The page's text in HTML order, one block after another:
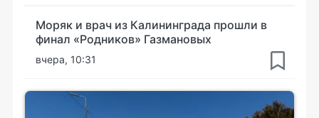
Моряк и врач из Калининграда прошли в
финал «Родников» Газмановых
вчера, 10:31